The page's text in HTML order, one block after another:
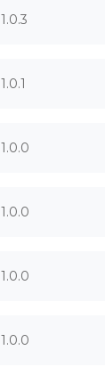
1.0.3
1.0.1
1.0.0
1.0.0
1.0.0
1.0.0